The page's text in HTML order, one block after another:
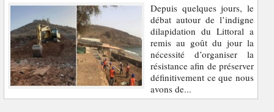
Depuis quelques jours, le
débat autour de l’indigne
dilapidation du Littoral a
remis au goût du jour la
nécessité d’organiser la
résistance afin de préserver
définitivement ce que nous
avons de...